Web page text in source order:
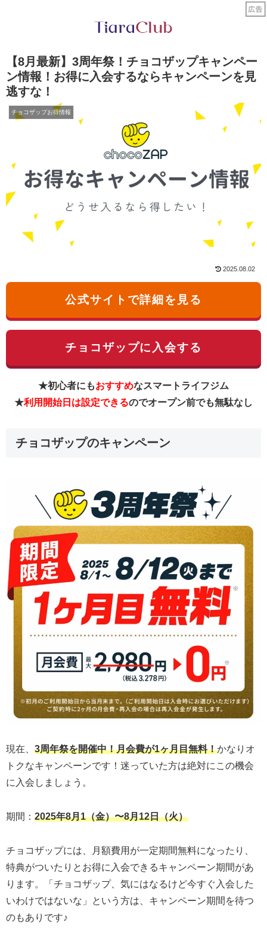
【8月最新】3周年祭！チョコザップキャンペー
ン情報！お得に入会するならキャンペーンを見
逃すな！
チョコザップお得情報
2025.08.02
公式サイトで詳細を見る
チョコザップに入会する
★初心者にもおすすめなスマートライフジム
★利用開始日は設定できるのでオープン前でも無駄なし
チョコザップのキャンペーン
現在、 3周年祭を開催中！月会費が1ヶ月目無料！かなりオ
トクなキャンペーンです！迷っていた方は絶対にこの機会
に入会しましょう。
期間： 2025年8月1（金）〜8月12日（火）
チョコザップには、月額費用が一定期間無料になったり、
特典がついたりとお得に入会できるキャンペーン期間があ
ります。「チョコザップ、気にはなるけど今すぐ入会した
いわけではないな」という方は、キャンペーン期間を待つ
のもありです♪